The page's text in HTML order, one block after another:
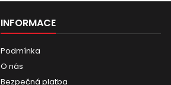
INFORMACE
Podmínka
O nás
Bezpečná platba